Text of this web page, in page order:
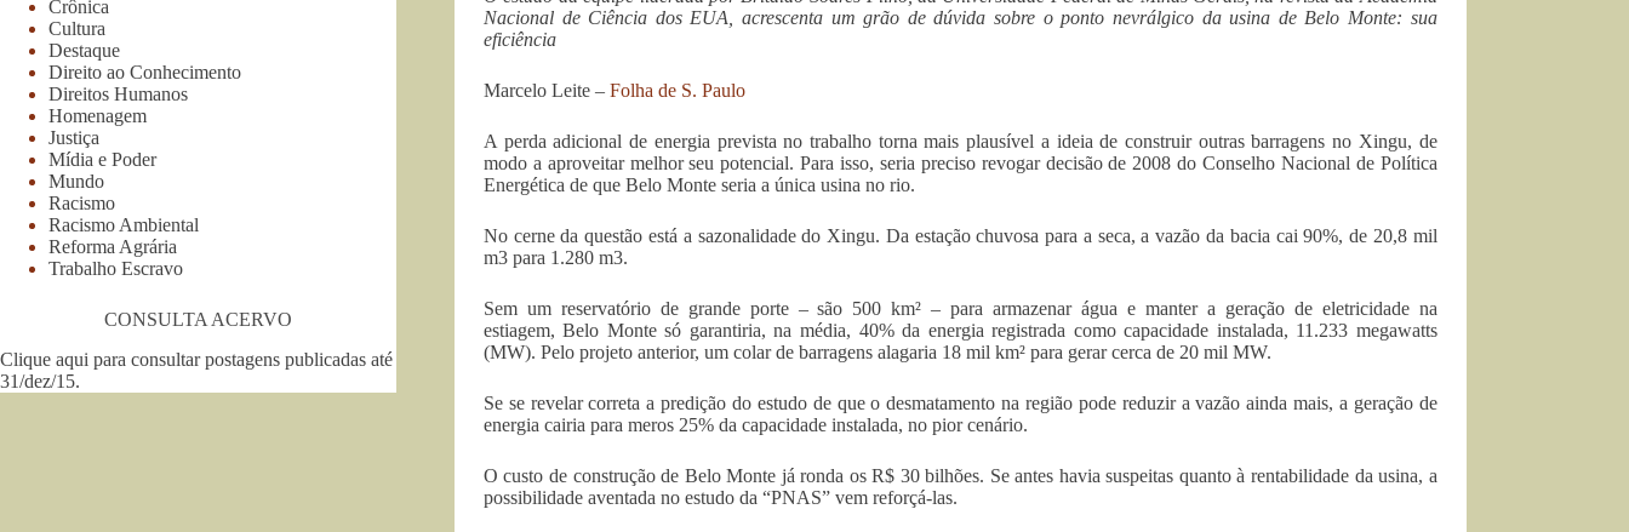
Nacional de Ciência dos EUA, acrescenta um grão de dúvida sobre o ponto nevrálgico da usina de Belo Monte: sua
eficiência
Marcelo Leite – Folha de S. Paulo
A perda adicional de energia prevista no trabalho torna mais plausível a ideia de construir outras barragens no Xingu, de
modo a aproveitar melhor seu potencial. Para isso, seria preciso revogar decisão de 2008 do Conselho Nacional de Política
Energética de que Belo Monte seria a única usina no rio.
No cerne da questão está a sazonalidade do Xingu. Da estação chuvosa para a seca, a vazão da bacia cai 90%, de 20,8 mil
m3 para 1.280 m3.
Sem um reservatório de grande porte – são 500 km² – para armazenar água e manter a geração de eletricidade na
estiagem, Belo Monte só garantiria, na média, 40% da energia registrada como capacidade instalada, 11.233 megawatts
(MW). Pelo projeto anterior, um colar de barragens alagaria 18 mil km² para gerar cerca de 20 mil MW.
Se se revelar correta a predição do estudo de que o desmatamento na região pode reduzir a vazão ainda mais, a geração de
energia cairia para meros 25% da capacidade instalada, no pior cenário.
O custo de construção de Belo Monte já ronda os R$ 30 bilhões. Se antes havia suspeitas quanto à rentabilidade da usina, a
possibilidade aventada no estudo da “PNAS” vem reforçá-las.
Crônica
Cultura
Destaque
Direito ao Conhecimento
Direitos Humanos
Homenagem
Justiça
Mídia e Poder
Mundo
Racismo
Racismo Ambiental
Reforma Agrária
Trabalho Escravo
CONSULTA ACERVO
Clique aqui para consultar postagens publicadas até
31/dez/15.